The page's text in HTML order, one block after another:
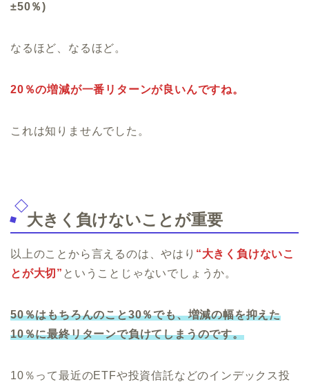
±50％)
なるほど、なるほど。
20％の増減が一番リターンが良いんですね。
これは知りませんでした。
大きく負けないことが重要
以上のことから言えるのは、やはり “大きく負けないこ
とが大切” ということじゃないでしょうか。
50％はもちろんのこと30％でも、増減の幅を抑えた
10％に最終リターンで負けてしまうのです。
10％って最近のETFや投資信託などのインデックス投